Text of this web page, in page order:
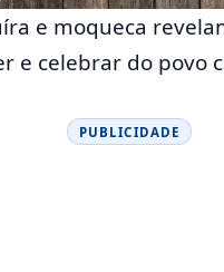
e moqueca
e celebrar do povo
PUBLICIDADE